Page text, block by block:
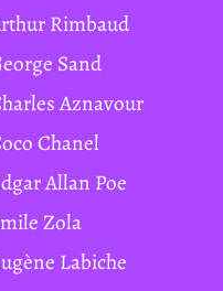
Arthur Rimbaud
George Sand
Charles Aznavour
Coco Chanel
Edgar Allan Poe
Emile Zola
Eugène Labiche